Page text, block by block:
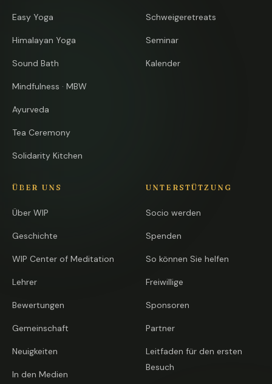
Easy Yoga
Himalayan Yoga
Sound Bath
Mindfulness · MBW
Ayurveda
Tea Ceremony
Solidarity Kitchen
Schweigeretreats
Seminar
Kalender
ÜBER UNS
Über WIP
Geschichte
WIP Center of Meditation
Lehrer
Bewertungen
Gemeinschaft
Neuigkeiten
In den Medien
UNTERSTÜTZUNG
Socio werden
Spenden
So können Sie helfen
Freiwillige
Sponsoren
Partner
Leitfaden für den ersten
Besuch